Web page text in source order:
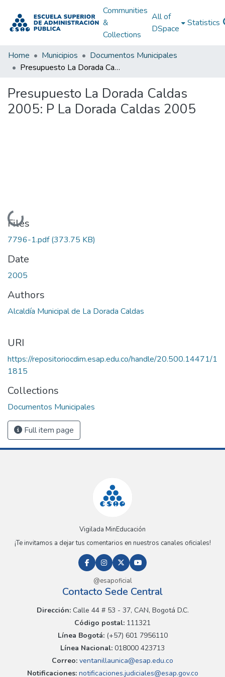
Communities
&
Collections
All of
DSpace
Statistics
Home Municipios
Documentos Municipales
Presupuesto La Dorada Caldas 2005: P La Dorada Caldas 2005
Presupuesto La Dorada Caldas
2005: P La Dorada Caldas 2005
Loading...
Files
7796-1.pdf(373.75 KB)
Date
2005
Authors
Alcaldía Municipal de La Dorada Caldas
URI
https://repositoriocdim.esap.edu.co/handle/20.500.14471/1
1815
Collections
Documentos Municipales
Full item page
Vigilada MinEducación
¡Te invitamos a dejar tus comentarios en nuestros canales oficiales!
@esapoficial
Contacto Sede Central
Dirección:Calle 44 # 53 - 37, CAN, Bogotá D.C.
Código postal: 111321
Línea Bogotá:(+57) 601 7956110
Línea Nacional: 018000 423713
Correo: ventanillaunica@esap.edu.co
Notificaciones:notificaciones.judiciales@esap.gov.co